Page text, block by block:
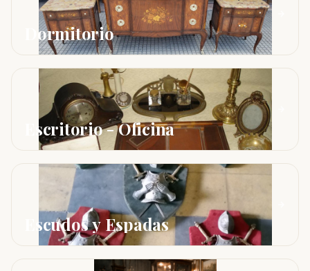
Dormitorio
Escritorio - Oficina
Escudos y Espadas